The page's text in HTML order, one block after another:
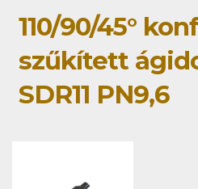
110/90/45°
szűkített
SDR11 PN9,6